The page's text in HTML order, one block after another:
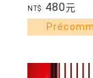
NT$ 480元